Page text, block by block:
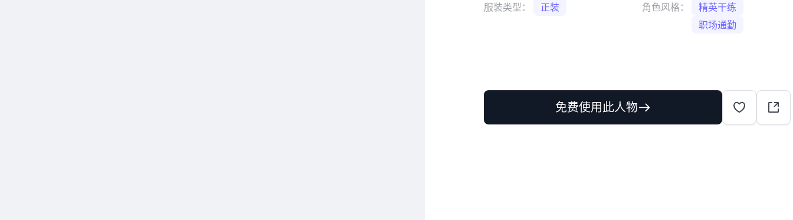
服装类型： 正装 角色风格：
精英干练
职场通勤
免费使用此人物